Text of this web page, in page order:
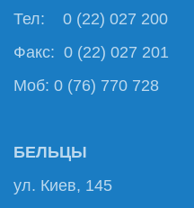
Тел: 0 (22) 027 200
Факс: 0 (22) 027 201
Моб: 0 (76) 770 728
БЕЛЬЦЫ
ул. Киев, 145